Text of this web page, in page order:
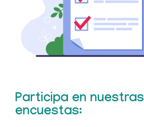
Participa en nuestras
encuestas: